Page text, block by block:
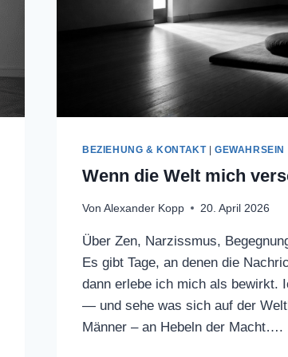
BEZIEHUNG & KONTAKT|
Wenn die Welt mich
Von Alexander Kopp 20. April 2026
Über Zen, Narzissmus,
Es gibt Tage, an denen die
dann erlebe ich mich als bewirkt.
— und sehe was sich auf der
Männer – an Hebeln der Macht….